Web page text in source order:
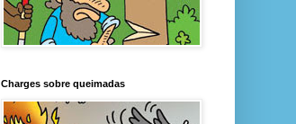
Charges sobre queimadas